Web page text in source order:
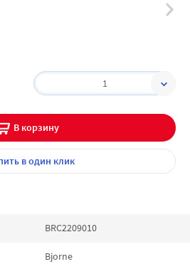
1
В корзину
в один клик
BRC2209010
Bjorne